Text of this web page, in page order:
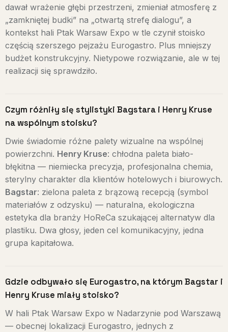
dawał wrażenie głębi przestrzeni, zmieniał atmosferę z
„zamkniętej budki” na „otwartą strefę dialogu”, a
kontekst hali Ptak Warsaw Expo w tle czynił stoisko
częścią szerszego pejzażu Eurogastro. Plus mniejszy
budżet konstrukcyjny. Nietypowe rozwiązanie, ale w tej
realizacji się sprawdziło.
Czym różniły się stylistyki Bagstara i Henry Kruse
na wspólnym stoisku?
Dwie świadomie różne palety wizualne na wspólnej
powierzchni. Henry Kruse: chłodna paleta biało-
błękitna — niemiecka precyzja, profesjonalna chemia,
sterylny charakter dla klientów hotelowych i biurowych.
Bagstar: zielona paleta z brązową recepcją (symbol
materiałów z odzysku) — naturalna, ekologiczna
estetyka dla branży HoReCa szukającej alternatyw dla
plastiku. Dwa głosy, jeden cel komunikacyjny, jedna
grupa kapitałowa.
Gdzie odbywało się Eurogastro, na którym Bagstar i
Henry Kruse miały stoisko?
W hali Ptak Warsaw Expo w Nadarzynie pod Warszawą
— obecnej lokalizacji Eurogastro, jednych z